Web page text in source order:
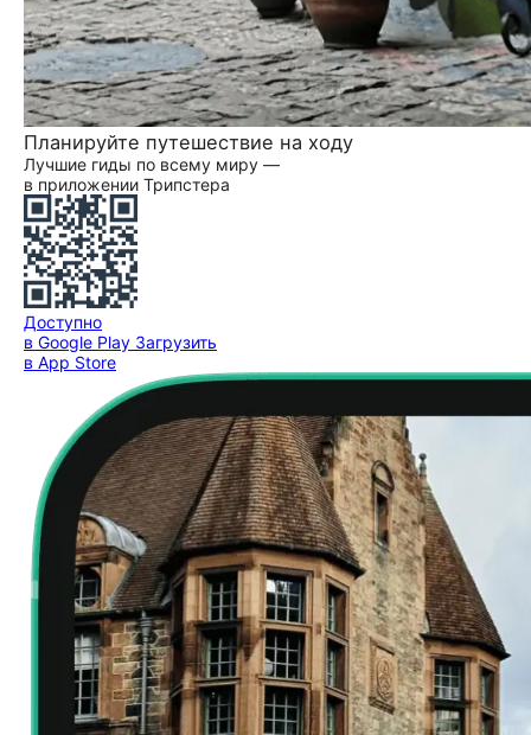
Планируйте путешествие на ходу
Лучшие гиды по всему миру —
в приложении Трипстера
Доступно
в Google Play Загрузить
в App Store